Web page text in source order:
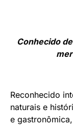
Conhecido
Reconhecido
naturais e
e